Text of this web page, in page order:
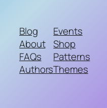
Blog
About
FAQs
Authors
Events
Shop
Patterns
Themes